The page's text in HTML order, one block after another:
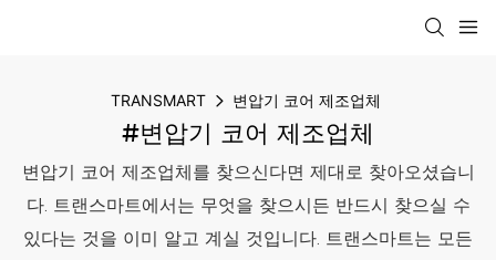
TRANSMART 변압기 코어 제조업체
#변압기 코어 제조업체
변압기 코어 제조업체를 찾으신다면 제대로 찾아오셨습니
다. 트랜스마트에서는 무엇을 찾으시든 반드시 찾으실 수
있다는 것을 이미 알고 계실 것입니다. 트랜스마트는 모든